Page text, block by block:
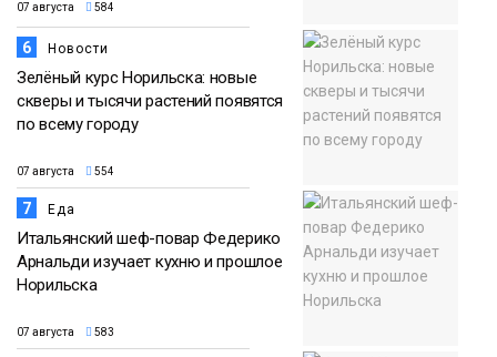
07 августа 584
6 Новости
Зелёный курс Норильска: новые
скверы и тысячи растений появятся
по всему городу
07 августа 554
7 Еда
Итальянский шеф-повар Федерико
Арнальди изучает кухню и прошлое
Норильска
07 августа 583